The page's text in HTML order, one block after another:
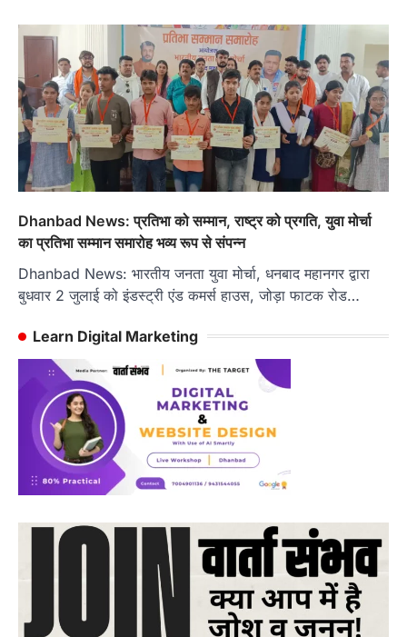
Dhanbad News: प्रतिभा को सम्मान, राष्ट्र को प्रगति, युवा मोर्चा
का प्रतिभा सम्मान समारोह भव्य रूप से संपन्न
Dhanbad News: भारतीय जनता युवा मोर्चा, धनबाद महानगर द्वारा
बुधवार 2 जुलाई को इंडस्ट्री एंड कमर्स हाउस, जोड़ा फाटक रोड…
Learn Digital Marketing